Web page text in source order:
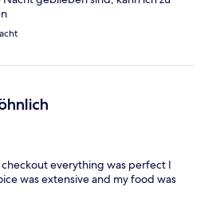
everything was perfect I
was extensive and my food was